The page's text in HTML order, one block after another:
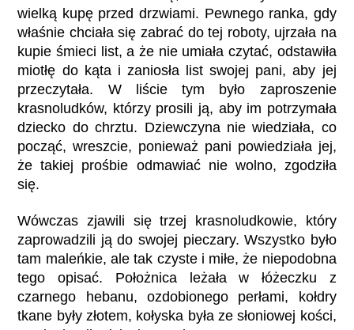
wielką kupę przed drzwiami. Pewnego ranka, gdy
właśnie chciała się zabrać do tej roboty, ujrzała na
kupie śmieci list, a że nie umiała czytać, odstawiła
miotłę do kąta i zaniosła list swojej pani, aby jej
przeczytała. W liście tym było zaproszenie
krasnoludków, którzy prosili ją, aby im potrzymała
dziecko do chrztu. Dziewczyna nie wiedziała, co
począć, wreszcie, ponieważ pani powiedziała jej,
że takiej prośbie odmawiać nie wolno, zgodziła
się.
Wówczas zjawili się trzej krasnoludkowie, który
zaprowadzili ją do swojej pieczary. Wszystko było
tam maleńkie, ale tak czyste i miłe, że niepodobna
tego opisać. Położnica leżała w łóżeczku z
czarnego hebanu, ozdobionego perłami, kołdry
tkane były złotem, kołyska była ze słoniowej kości,